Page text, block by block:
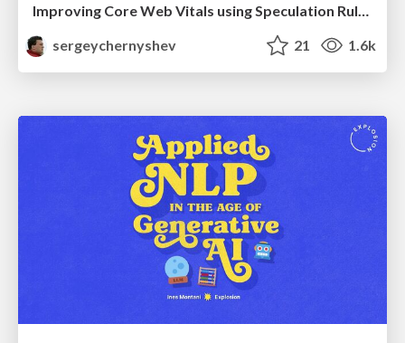
Improving Core Web Vitals using Speculation Rules API
sergeychernyshev
21 1.6k